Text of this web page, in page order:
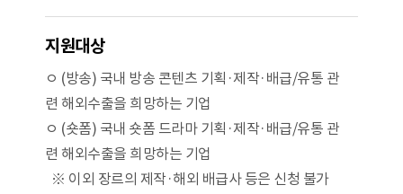
지원대상
ㅇ (방송) 국내 방송 콘텐츠 기획·제작·배급/유통 관
련 해외수출을 희망하는 기업
ㅇ (숏폼) 국내 숏폼 드라마 기획·제작·배급/유통 관
련 해외수출을 희망하는 기업
※ 이외 장르의 제작·해외 배급사 등은 신청 불가